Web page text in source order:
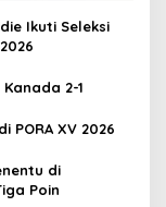
Ikuti Seleksi
2-1
PORA XV 2026
di
Poin